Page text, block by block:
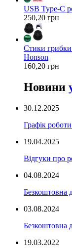
USB Type-C
250,20 грн
Стики грибки
Honson
160,20 грн
Новини
30.12.2025
Графік
19.04.2025
Відгуки про
04.08.2024
Безкоштовна
03.08.2024
Безкоштовна
19.03.2022